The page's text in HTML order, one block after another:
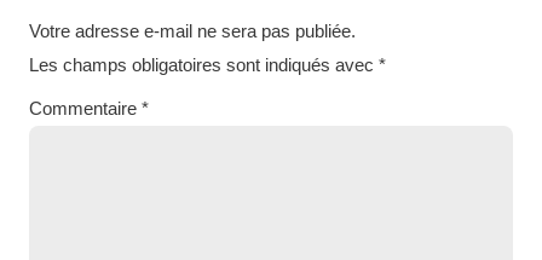
Votre adresse e-mail ne sera pas publiée.
Les champs obligatoires sont indiqués avec *
Commentaire *